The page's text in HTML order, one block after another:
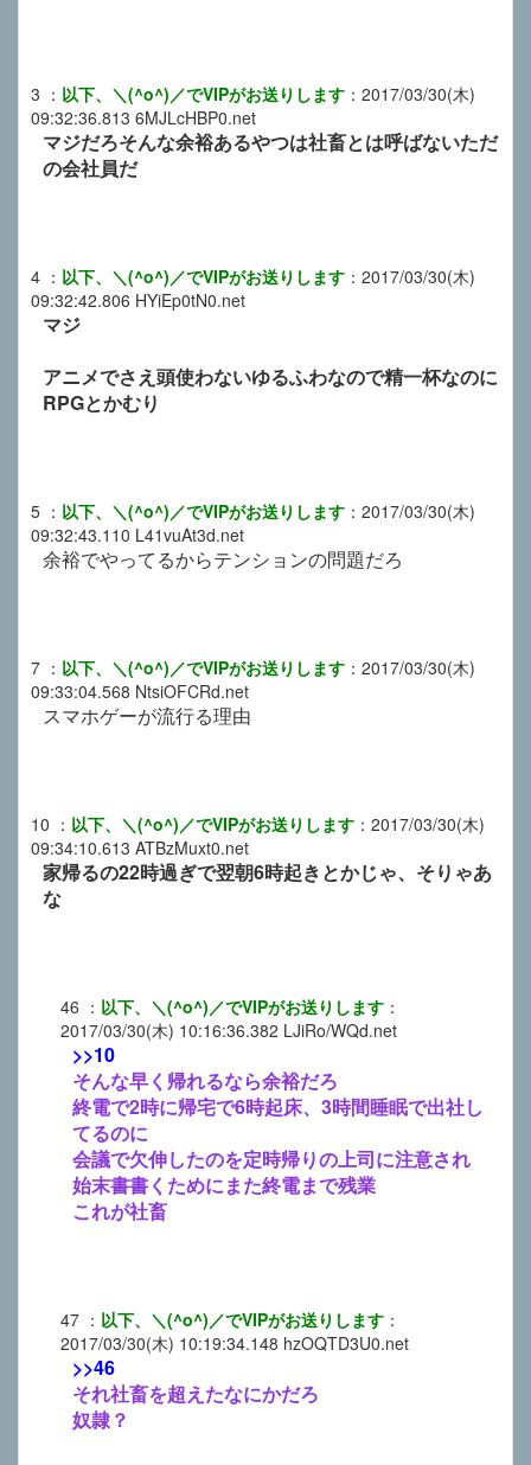
3 ： 以下、＼(^o^)／でVIPがお送りします ： 2017/03/30(木)
09:32:36.813 6MJLcHBP0.net
マジだろそんな余裕あるやつは社畜とは呼ばないただ
の会社員だ
4 ： 以下、＼(^o^)／でVIPがお送りします ： 2017/03/30(木)
09:32:42.806 HYiEp0tN0.net
マジ
アニメでさえ頭使わないゆるふわなので精一杯なのに
RPGとかむり
5 ： 以下、＼(^o^)／でVIPがお送りします ： 2017/03/30(木)
09:32:43.110 L41vuAt3d.net
余裕でやってるからテンションの問題だろ
7 ： 以下、＼(^o^)／でVIPがお送りします ： 2017/03/30(木)
09:33:04.568 NtsiOFCRd.net
スマホゲーが流行る理由
10 ： 以下、＼(^o^)／でVIPがお送りします ： 2017/03/30(木)
09:34:10.613 ATBzMuxt0.net
家帰るの22時過ぎで翌朝6時起きとかじゃ、そりゃあ
な
46 ： 以下、＼(^o^)／でVIPがお送りします ：
2017/03/30(木) 10:16:36.382 LJiRo/WQd.net
>>10
そんな早く帰れるなら余裕だろ
終電で2時に帰宅で6時起床、3時間睡眠で出社し
てるのに
会議で欠伸したのを定時帰りの上司に注意され
始末書書くためにまた終電まで残業
これが社畜
47 ： 以下、＼(^o^)／でVIPがお送りします ：
2017/03/30(木) 10:19:34.148 hzOQTD3U0.net
>>46
それ社畜を超えたなにかだろ
奴隷？